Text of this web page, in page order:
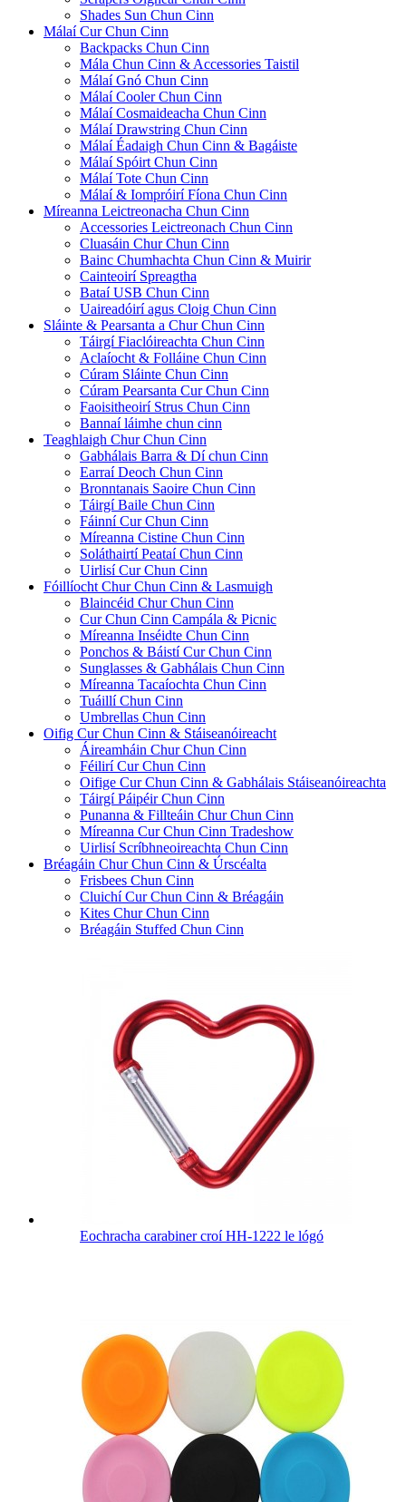
Shades Sun Chun Cinn
Málaí Cur Chun Cinn
Backpacks Chun Cinn
Mála Chun Cinn & Accessories Taistil
Málaí Gnó Chun Cinn
Málaí Cooler Chun Cinn
Málaí Cosmaideacha Chun Cinn
Málaí Drawstring Chun Cinn
Málaí Éadaigh Chun Cinn & Bagáiste
Málaí Spóirt Chun Cinn
Málaí Tote Chun Cinn
Málaí & Iompróirí Fíona Chun Cinn
Míreanna Leictreonacha Chun Cinn
Accessories Leictreonach Chun Cinn
Cluasáin Chur Chun Cinn
Bainc Chumhachta Chun Cinn & Muirir
Cainteoirí Spreagtha
Bataí USB Chun Cinn
Uaireadóirí agus Cloig Chun Cinn
Sláinte & Pearsanta a Chur Chun Cinn
Táirgí Fiaclóireachta Chun Cinn
Aclaíocht & Folláine Chun Cinn
Cúram Sláinte Chun Cinn
Cúram Pearsanta Cur Chun Cinn
Faoisitheoirí Strus Chun Cinn
Bannaí láimhe chun cinn
Teaghlaigh Chur Chun Cinn
Gabhálais Barra & Dí chun Cinn
Earraí Deoch Chun Cinn
Bronntanais Saoire Chun Cinn
Táirgí Baile Chun Cinn
Fáinní Cur Chun Cinn
Míreanna Cistine Chun Cinn
Soláthairtí Peataí Chun Cinn
Uirlisí Cur Chun Cinn
Fóillíocht Chur Chun Cinn & Lasmuigh
Blaincéid Chur Chun Cinn
Cur Chun Cinn Campála & Picnic
Míreanna Inséidte Chun Cinn
Ponchos & Báistí Cur Chun Cinn
Sunglasses & Gabhálais Chun Cinn
Míreanna Tacaíochta Chun Cinn
Tuáillí Chun Cinn
Umbrellas Chun Cinn
Oifig Cur Chun Cinn & Stáiseanóireacht
Áireamháin Chur Chun Cinn
Féilirí Cur Chun Cinn
Oifige Cur Chun Cinn & Gabhálais Stáiseanóireachta
Táirgí Páipéir Chun Cinn
Punanna & Fillteáin Chur Chun Cinn
Míreanna Cur Chun Cinn Tradeshow
Uirlisí Scríbhneoireachta Chun Cinn
Bréagáin Chur Chun Cinn & Úrscéalta
Frisbees Chun Cinn
Cluichí Cur Chun Cinn & Bréagáin
Kites Chur Chun Cinn
Bréagáin Stuffed Chun Cinn
Eochracha carabiner croí HH-1222 le lógó